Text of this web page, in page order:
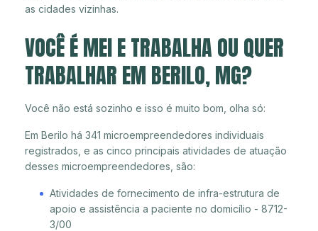
as cidades vizinhas.
VOCÊ É MEI E TRABALHA OU QUER
TRABALHAR EM BERILO, MG?
Você não está sozinho e isso é muito bom, olha só:
Em Berilo há 341 microempreendedores individuais
registrados, e as cinco principais atividades de atuação
desses microempreendedores, são:
Atividades de fornecimento de infra-estrutura de
apoio e assistência a paciente no domicílio - 8712-
3/00